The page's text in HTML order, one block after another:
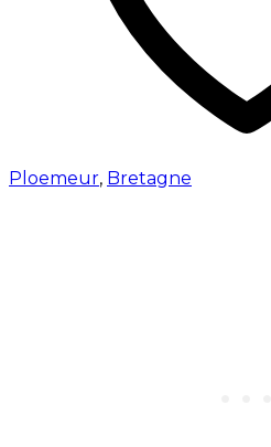
Ploemeur, Bretagne